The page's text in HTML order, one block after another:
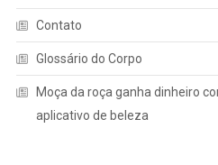
Contato
Glossário do Corpo
Moça da roça ganha dinheiro
aplicativo de beleza